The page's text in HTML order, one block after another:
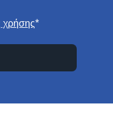
χρήσης*